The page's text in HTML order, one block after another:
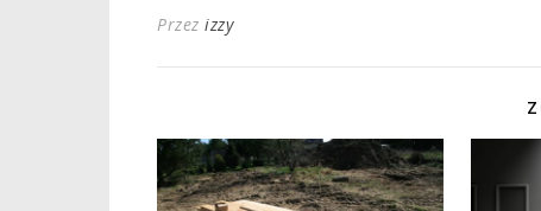
Przez izzy